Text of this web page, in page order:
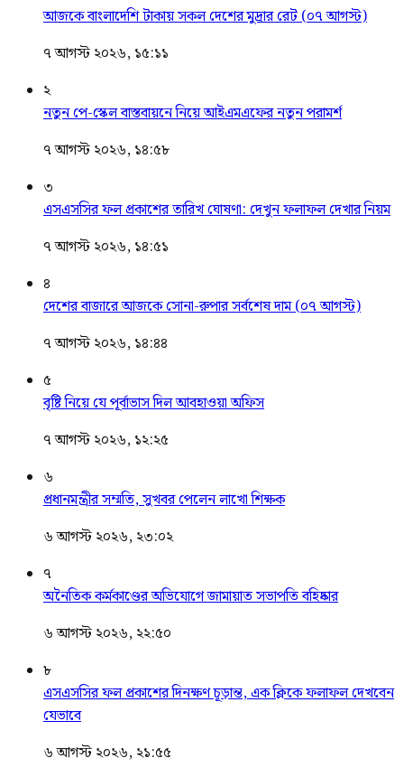
আজকে বাংলাদেশি টাকায় সকল দেশের মুদ্রার রেট (০৭ আগস্ট)
৭ আগস্ট ২০২৬, ১৫:১১
২
নতুন পে-স্কেল বাস্তবায়নে নিয়ে আইএমএফের নতুন পরামর্শ
৭ আগস্ট ২০২৬, ১৪:৫৮
৩
এসএসসির ফল প্রকাশের তারিখ ঘোষণা: দেখুন ফলাফল দেখার নিয়ম
৭ আগস্ট ২০২৬, ১৪:৫১
৪
দেশের বাজারে আজকে সোনা-রুপার সর্বশেষ দাম (০৭ আগস্ট)
৭ আগস্ট ২০২৬, ১৪:৪৪
৫
বৃষ্টি নিয়ে যে পূর্বাভাস দিল আবহাওয়া অফিস
৭ আগস্ট ২০২৬, ১২:২৫
৬
প্রধানমন্ত্রীর সম্মতি, সুখবর পেলেন লাখো শিক্ষক
৬ আগস্ট ২০২৬, ২৩:০২
৭
অনৈতিক কর্মকাণ্ডের অভিযোগে জামায়াত সভাপতি বহিষ্কার
৬ আগস্ট ২০২৬, ২২:৫০
৮
এসএসসির ফল প্রকাশের দিনক্ষণ চূড়ান্ত, এক ক্লিকে ফলাফল দেখবেন
যেভাবে
৬ আগস্ট ২০২৬, ২১:৫৫